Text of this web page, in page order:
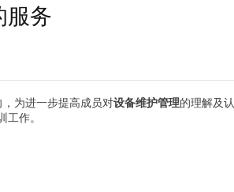
务
为进一步提高成员对设备维护管理的理解及认
作。